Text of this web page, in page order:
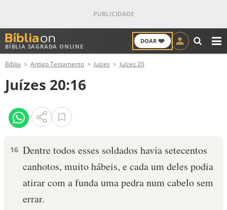
BÍBLIA SAGRADA ONLINE
DOAR ❤️
ANTIGO TESTAMENTO
NOVO TESTAMENTO
VERSÍCULOS
PALAVRA DO DIA
Bíblia Antigo Testamento Juízes Juízes 20
Juízes 20:16
16 Dentre todos esses soldados havia setecentos
canhotos, muito hábeis, e cada um deles podia
atirar com a funda uma pedra num cabelo sem
errar.